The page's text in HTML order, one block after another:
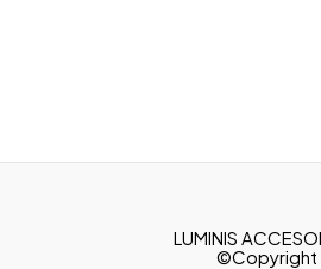
LUMINIS
©Copyright